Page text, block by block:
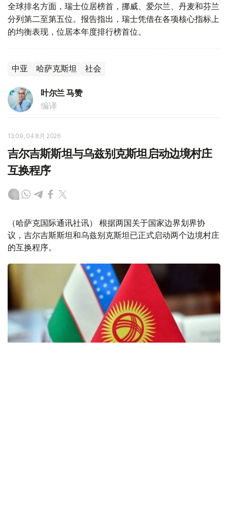
全球排名方面，瑞士位居榜首，挪威、爱尔兰、丹麦和芬兰
分列第二至第五位。报告指出，瑞士凭借在各项核心指标上
的均衡表现，位居本年度排行榜首位。
中亚 哈萨克斯坦 社会
叶尔兰 马赞
编译
13:09, 04 8月 2026
吉尔吉斯斯坦与乌兹别克斯坦启动边境村庄
互换程序
（哈萨克国际通讯社讯） 根据两国关于国家边界划界协
议，吉尔吉斯斯坦和乌兹别克斯坦已正式启动两个边境村庄
的互换程序。